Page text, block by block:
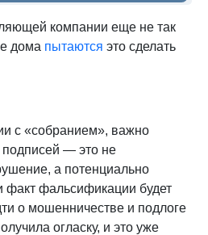
компании еще не так
дома пытаются это сделать
с «собранием», важно
подписей — это не
а потенциально
факт фальсификации будет
о мошенничестве и подлоге
огласку, и это уже